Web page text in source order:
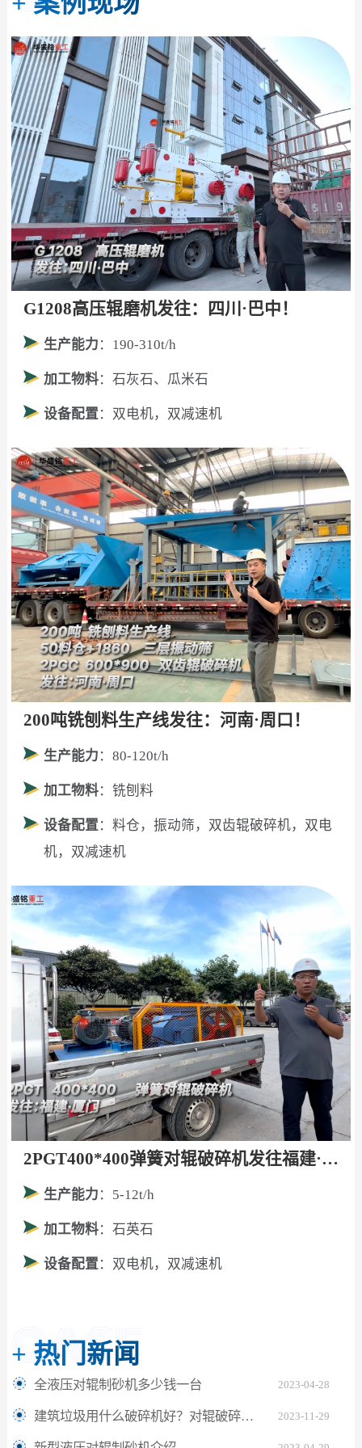
G1208高压辊磨机发往：四川·巴中！
生产能力 ：190-310t/h
加工物料：石灰石、瓜米石
设备配置：双电机，双减速机
200吨铣刨料生产线发往：河南·周口！
生产能力 ：80-120t/h
加工物料：铣刨料
设备配置：料仓，振动筛，双齿辊破碎机，双电
机，双减速机
2PGT400*400弹簧对辊破碎机发往福建·厦门！
生产能力 ：5-12t/h
加工物料：石英石
设备配置 ：双电机，双减速机
+ 热门新闻
2023-04-28
全液压对辊制砂机多少钱一台
2023-11-29
建筑垃圾用什么破碎机好？对辊破碎机设备好用又省钱!